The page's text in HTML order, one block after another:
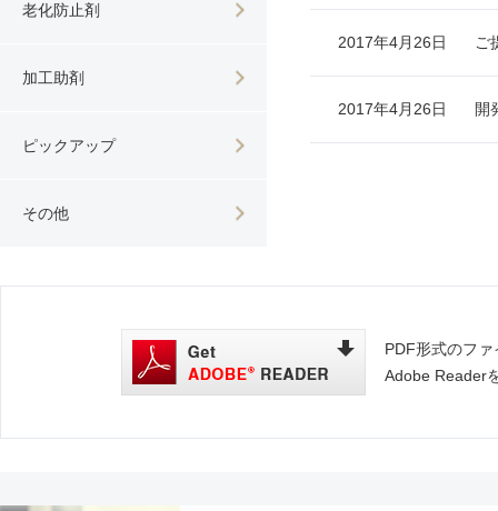
老化防止剤
加工助剤
ピックアップ
その他
2017年4月26日 ご
2017年4月26日 開
PDF形式のフ
Adobe Reader